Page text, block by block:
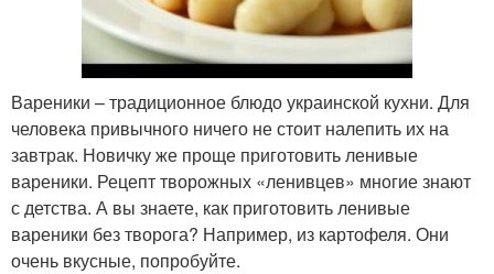
Вареники – традиционное блюдо украинской кухни. Для
человека привычного ничего не стоит налепить их на
завтрак. Новичку же проще приготовить ленивые
вареники. Рецепт творожных «ленивцев» многие знают
с детства. А вы знаете, как приготовить ленивые
вареники без творога? Например, из картофеля. Они
очень вкусные, попробуйте.